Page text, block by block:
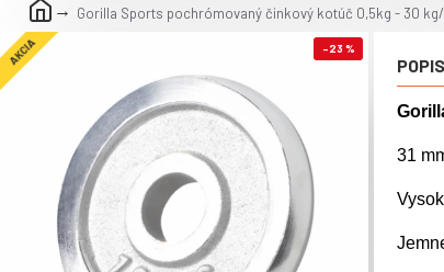
Gorilla Sports pochrómovaný činkový kotúč 0,5kg - 30 kg/
AKCIA -23 %
31